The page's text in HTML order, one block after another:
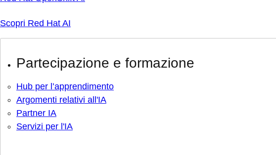
Scopri Red Hat AI
Partecipazione e formazione
Hub per l’apprendimento
Argomenti relativi all'IA
Partner IA
Servizi per l'IA